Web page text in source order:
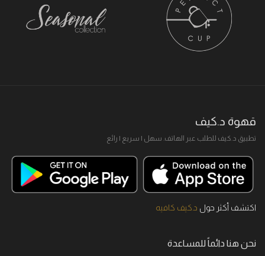
قهوة د.كيف
تطبيق د.كيف للطلب عبر الهاتف. سهل I سريع I رائع
اكتشف أكثر حول د.كيف كافيه
نحن هنا دائماً للمساعدة